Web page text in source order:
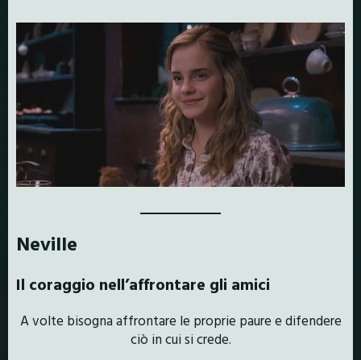
Neville
Il coraggio nell’affrontare gli amici
A volte bisogna affrontare le proprie paure e difendere
ciò in cui si crede.